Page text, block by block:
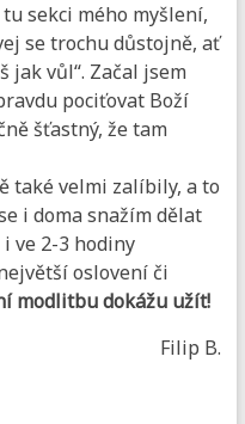
sekci mého myšlení,
se trochu důstojně, ať
jak vůl“. Začal jsem
pociťovat Boží
šťastný, že tam
také velmi zalíbily, a to
i doma snažím dělat
ve 2-3 hodiny
oslovení či
modlitbu dokážu užít!
Filip B.